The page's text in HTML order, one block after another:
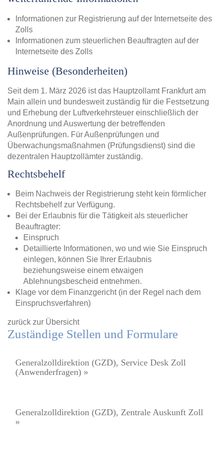
Informationen zur Registrierung auf der Internetseite des
Zolls
Informationen zum steuerlichen Beauftragten auf der
Internetseite des Zolls
Hinweise (Besonderheiten)
Seit dem 1. März 2026 ist das Hauptzollamt Frankfurt am
Main allein und bundesweit zuständig für die Festsetzung
und Erhebung der Luftverkehrsteuer einschließlich der
Anordnung und Auswertung der betreffenden
Außenprüfungen. Für Außenprüfungen und
Überwachungsmaßnahmen (Prüfungsdienst) sind die
dezentralen Hauptzollämter zuständig.
Rechtsbehelf
Beim Nachweis der Registrierung steht kein förmlicher
Rechtsbehelf zur Verfügung.
Bei der Erlaubnis für die Tätigkeit als steuerlicher
Beauftragter:
Einspruch
Detaillierte Informationen, wo und wie Sie Einspruch
einlegen, können Sie Ihrer Erlaubnis
beziehungsweise einem etwaigen
Ablehnungsbescheid entnehmen.
Klage vor dem Finanzgericht (in der Regel nach dem
Einspruchsverfahren)
zurück zur Übersicht
Zuständige Stellen und Formulare
Generalzolldirektion (GZD), Service Desk Zoll
(Anwenderfragen) »
Generalzolldirektion (GZD), Zentrale Auskunft Zoll
»